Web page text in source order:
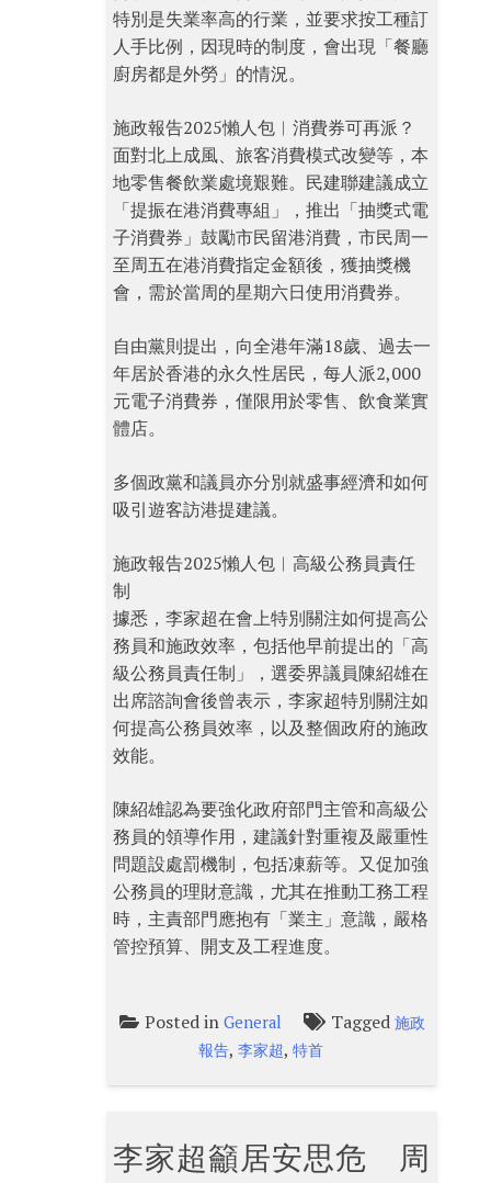
特別是失業率高的行業，並要求按工種訂
人手比例，因現時的制度，會出現「餐廳
廚房都是外勞」的情況。
施政報告2025懶人包︱消費券可再派？
面對北上成風、旅客消費模式改變等，本
地零售餐飲業處境艱難。民建聯建議成立
「提振在港消費專組」，推出「抽獎式電
子消費券」鼓勵市民留港消費，市民周一
至周五在港消費指定金額後，獲抽獎機
會，需於當周的星期六日使用消費券。
自由黨則提出，向全港年滿18歲、過去一
年居於香港的永久性居民，每人派2,000
元電子消費券，僅限用於零售、飲食業實
體店。
多個政黨和議員亦分別就盛事經濟和如何
吸引遊客訪港提建議。
施政報告2025懶人包︱高級公務員責任
制
據悉，李家超在會上特別關注如何提高公
務員和施政效率，包括他早前提出的「高
級公務員責任制」，選委界議員陳紹雄在
出席諮詢會後曾表示，李家超特別關注如
何提高公務員效率，以及整個政府的施政
效能。
陳紹雄認為要強化政府部門主管和高級公
務員的領導作用，建議針對重複及嚴重性
問題設處罰機制，包括凍薪等。又促加強
公務員的理財意識，尤其在推動工務工程
時，主責部門應抱有「業主」意識，嚴格
管控預算、開支及工程進度。
Posted in General Tagged 施政
報告,李家超,特首
李家超籲居安思危 周